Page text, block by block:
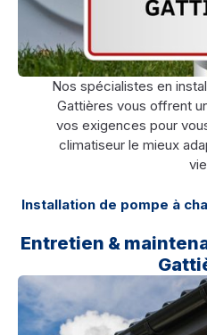
Nos spécialistes en
Gattières vous offrent
vos exigences pour
climatiseur le mieux
Installation de pompe à
Entretien &